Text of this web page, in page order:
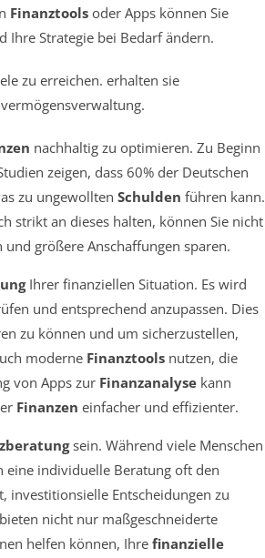
Finanztools oder Apps können Sie
Ihre Strategie bei Bedarf ändern.
nachhaltig zu optimieren. Zu Beginn
zeigen, dass 60% der Deutschen
zu ungewollten Schulden führen kann.
strikt an dieses halten, können Sie nicht
größere Anschaffungen sparen.
Ihrer finanziellen Situation. Es wird
und entsprechend anzupassen. Dies
zu können und um sicherzustellen,
moderne Finanztools nutzen, die
von Apps zur Finanzanalyse kann
Finanzen einfacher und effizienter.
sein. Während viele Menschen
eine individuelle Beratung oft den
investitionsielle Entscheidungen zu
nicht nur maßgeschneiderte
helfen können, Ihrefinanzielle